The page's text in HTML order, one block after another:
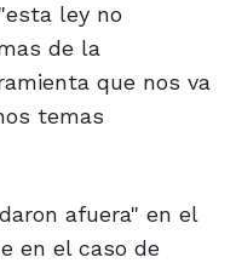
ley no
de la
que nos va
temas
afuera" en el
en el caso de